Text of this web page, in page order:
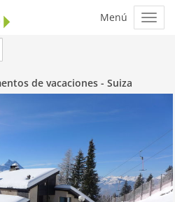
de vacaciones - Suiza